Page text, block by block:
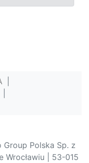
Group Polska Sp. z
Wrocławiu | 53-015